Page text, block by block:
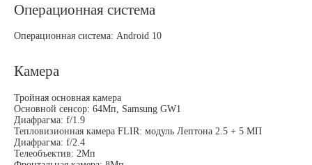
Операционная система
Операционная система: Android 10
Камера
Тройная основная камера
Основной сенсор: 64Мп, Samsung GW1
Диафрагма: f/1.9
Тепловизионная камера FLIR: модуль Лептона 2.5 + 5 МП
Диафрагма: f/2.4
Телеобъектив: 2Мп